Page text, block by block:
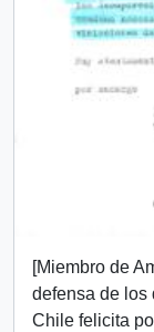
[Miembro de
defensa de los
Chile felicita